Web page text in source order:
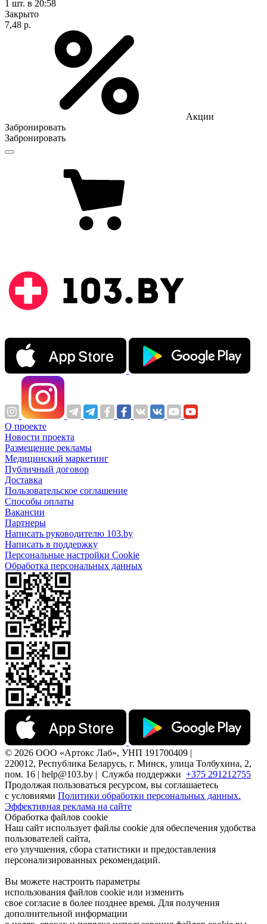
1 шт. в 20:58
Закрыто
7,48 р.
Акции
Забронировать
Забронировать
О проекте
Новости проекта
Размещение рекламы
Медицинский маркетинг
Публичный договор
Доставка
Пользовательское соглашение
Способы оплаты
Вакансии
Партнеры
Написать руководителю 103.by
Написать в поддержку
Персональные настройки Cookie
Обработка персональных данных
© 2026 ООО «Артокс Лаб», УНП 191700409 |
220012, Республика Беларусь, г. Минск, улица Толбухина, 2,
пом. 16 | help@103.by | Служба поддержки +375 291212755
Продолжая пользоваться ресурсом, вы соглашаетесь
с условиями Политики обработки персональных данных.
Эффективная реклама на сайте
Обработка файлов cookie
Наш сайт использует файлы cookie для обеспечения удобства
пользователей сайта,
его улучшения, сбора статистики и предоставления
персонализированных рекомендаций.
Вы можете настроить параметры
использования файлов cookie или изменить
свое согласие в более позднее время. Для получения
дополнительной информации